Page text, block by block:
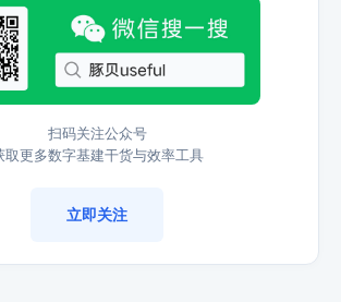
扫码关注公众号
取更多数字基建干货与效率工具
立即关注